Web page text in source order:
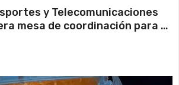
y Telecomunicaciones
mesa de coordinación para el
desuso en Iquique